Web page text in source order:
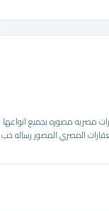
مصوره بجميع انواعها
المصور رساله خب